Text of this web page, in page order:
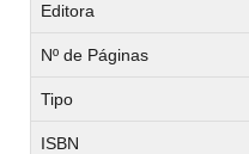
Editora
Nº de Páginas
Tipo
ISBN